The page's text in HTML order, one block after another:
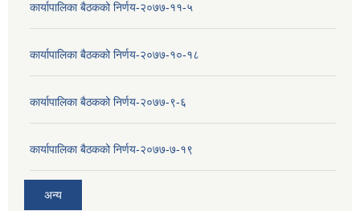
कार्यापालिका बैठकको निर्णय-२०७७-११-५
कार्यापालिका बैठकको निर्णय-२०७७-१०-१८
कार्यापालिका बैठकको निर्णय-२०७७-९-६
कार्यापालिका बैठकको निर्णय-२०७७-७-१९
अन्य